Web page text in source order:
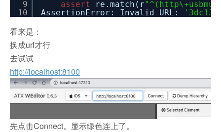
9
10
assert
re.match(r
AssertionError: Invalid URL:
看来是：
换成url才行
去试试
http://localhost:8100
先点击Connect。显示绿色连上了。